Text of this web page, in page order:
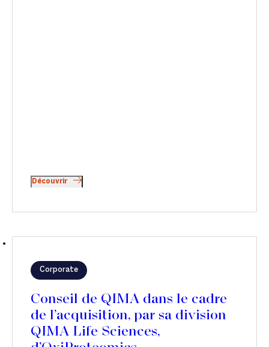
Découvrir
Corporate
Conseil de QIMA dans le cadre
de l’acquisition, par sa division
QIMA Life Sciences,